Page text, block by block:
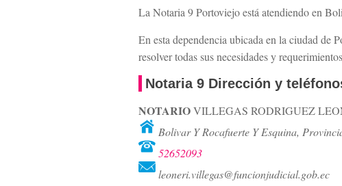
La Notaria 9 Portoviejo está atendiendo en
En esta dependencia ubicada en la ciudad
resolver todas sus necesidades y requerimientos
Notaria 9 Dirección y
NOTARIOVILLEGAS RODRIGUEZ
Bolivar Y Rocafuerte Y Esquina,
52652093
leoneri.villegas@funcionjudicial.gob.ec